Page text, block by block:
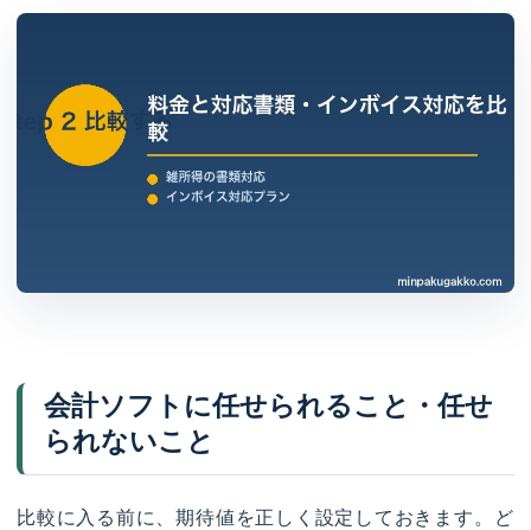
会計ソフトに任せられること・任せ
られないこと
比較に入る前に、期待値を正しく設定しておきます。ど